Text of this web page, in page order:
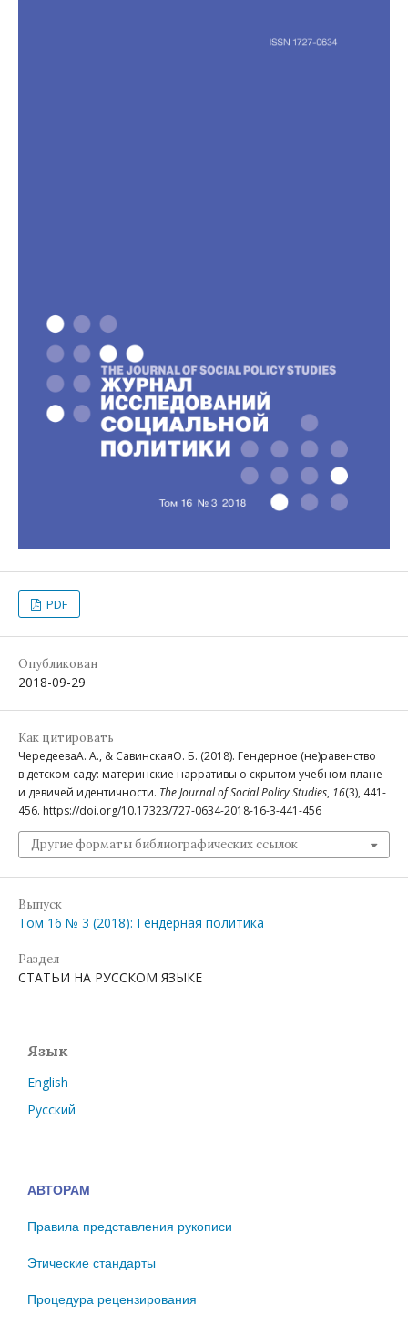
PDF
Опубликован
2018-09-29
Как цитировать
ЧередееваА. А., & СавинскаяО. Б. (2018). Гендерное (не)равенство
в детском саду: материнские нарративы о скрытом учебном плане
и девичей идентичности. The Journal of Social Policy Studies, 16(3), 441-
456. https://doi.org/10.17323/727-0634-2018-16-3-441-456
Другие форматы библиографических ссылок
Выпуск
Том 16 № 3 (2018): Гендерная политика
Раздел
СТАТЬИ НА РУССКОМ ЯЗЫКЕ
Язык
English
Русский
АВТОРАМ
Правила представления рукописи
Этические стандарты
Процедура рецензирования